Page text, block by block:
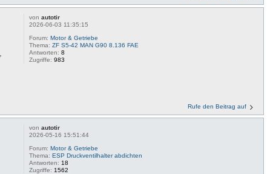
vonautotir
2026-06-03 11:35:15
Forum:Motor & Getriebe
Thema:ZF S5-42 MAN G90 8.136 FAE
Antworten:8
Zugriffe:983
Rufe den Beitrag auf
vonautotir
2026-05-16 15:51:44
Forum:Motor & Getriebe
Thema:ESP Druckventilhalter abdichten
Antworten: 18
Zugriffe: 1562